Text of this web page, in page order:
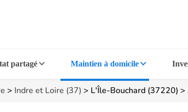
partagé Maintien à domicile
> Indre et Loire (37) > L'Île-Bouchard (37220) >